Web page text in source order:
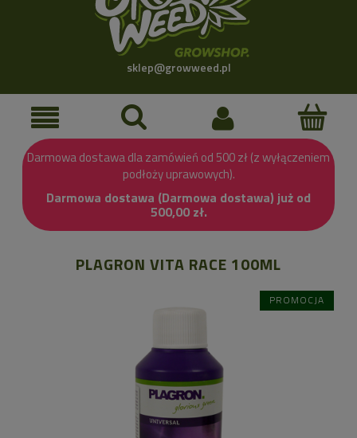
sklep@growweed.pl
Darmowa dostawa dla zamówień od 500 zł (z wyłączeniem
podłoży uprawowych).
Darmowa dostawa (Darmowa dostawa) już od
500,00 zł.
PLAGRON VITA RACE 100ML
PROMOCJA